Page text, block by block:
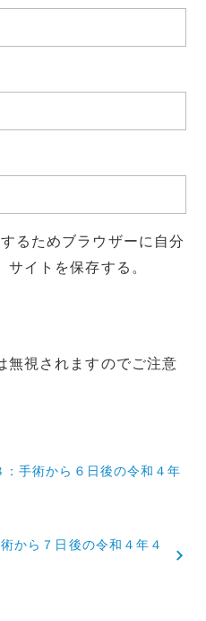
るためブラウザーに自分
イトを保存する。
無視されますのでご注意
：手術から６日後の令和４年
から７日後の令和４年４